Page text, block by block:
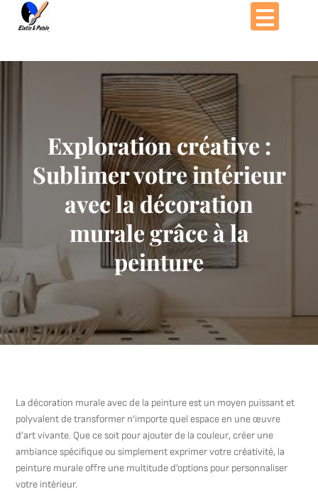
Passer
Exploration créative :
Sublimer votre intérieur
avec la décoration
murale grâce à la
peinture
La décoration murale avec de la peinture est un moyen puissant et
polyvalent de transformer n’importe quel espace en une œuvre
d’art vivante. Que ce soit pour ajouter de la couleur, créer une
ambiance spécifique ou simplement exprimer votre créativité, la
peinture murale offre une multitude d’options pour personnaliser
votre intérieur.